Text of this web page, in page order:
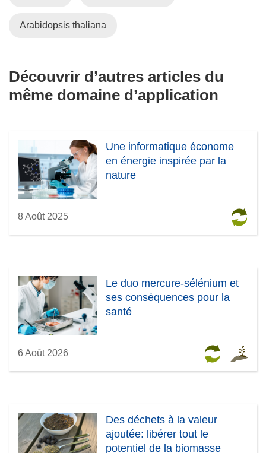
Arabidopsis thaliana
Découvrir d’autres articles du
même domaine d’application
Une informatique économe
en énergie inspirée par la
nature
8 Août 2025
Le duo mercure-sélénium et
ses conséquences pour la
santé
6 Août 2026
Des déchets à la valeur
ajoutée: libérer tout le
potentiel de la biomasse